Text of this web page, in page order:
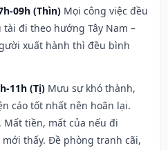
09h (Thìn) Mọi công việc đều
đi theo hướng Tây Nam –
xuất hành thì đều bình
11h (Tị) Mưu sự khó thành,
cáo tốt nhất nên hoãn lại.
Mất tiền, mất của nếu đi
thấy. Đề phòng tranh cãi,